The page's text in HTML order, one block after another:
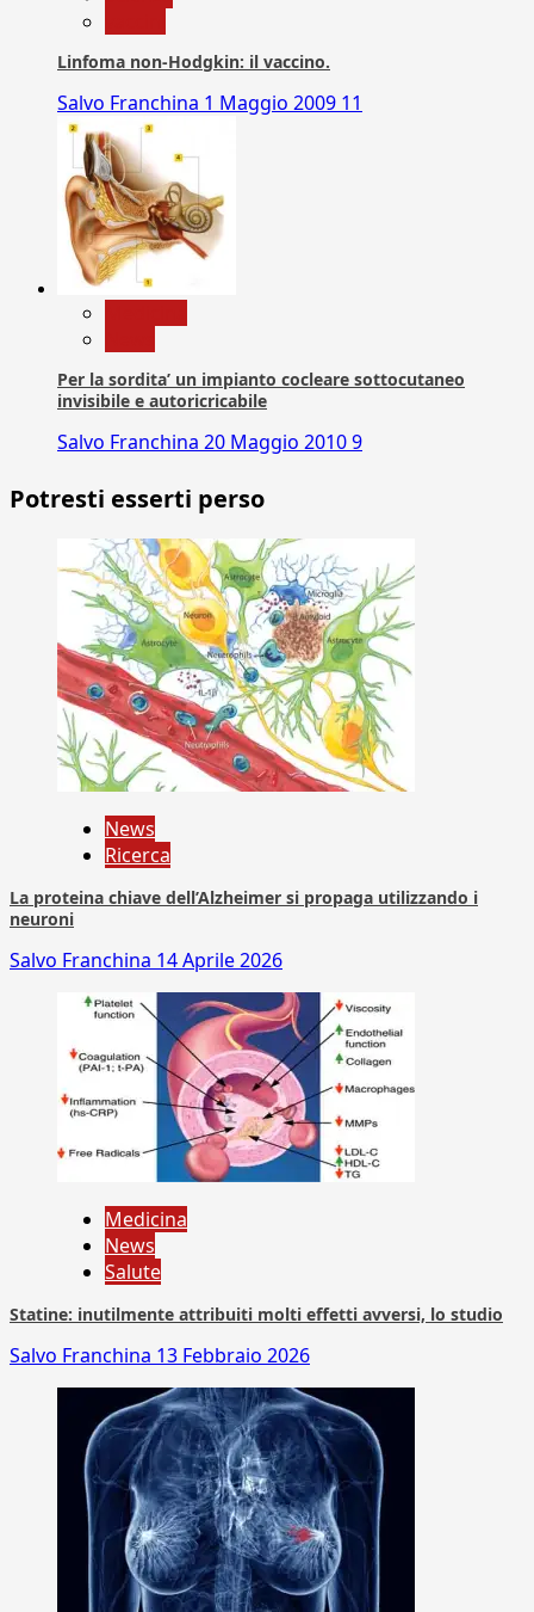
Linfoma non-Hodgkin: il vaccino.
Salvo Franchina 1 Maggio 2009 11
Per la sordita’ un impianto cocleare sottocutaneo
invisibile e autoricricabile
Salvo Franchina 20 Maggio 20109
Potresti esserti perso
News
Ricerca
La proteina chiave dell’Alzheimer si propaga utilizzando i
neuroni
Salvo Franchina 14 Aprile 2026
Medicina
News
Salute
Statine: inutilmente attribuiti molti effetti avversi, lo studio
Salvo Franchina 13 Febbraio 2026